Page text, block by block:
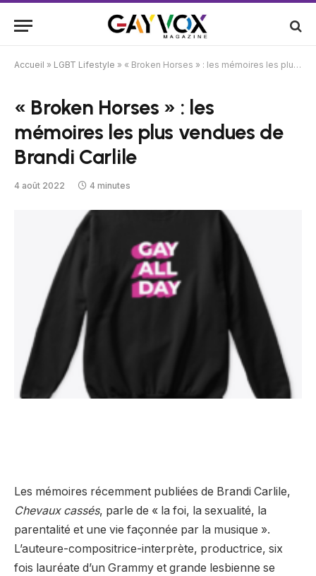
Accueil » LGBT Lifestyle » « Broken Horses » : les mémoires les plus vendues de Brandi Carlile
« Broken Horses » : les
mémoires les plus vendues de
Brandi Carlile
4 août 2022 4 minutes
Les mémoires récemment publiées de Brandi Carlile,
Chevaux cassés, parle de « la foi, la sexualité, la
parentalité et une vie façonnée par la musique ».
L’auteure-compositrice-interprète, productrice, six
fois lauréate d’un Grammy et grande lesbienne se